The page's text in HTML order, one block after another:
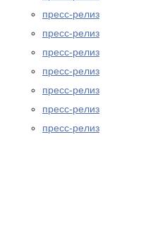
пресс-релиз
пресс-релиз
пресс-релиз
пресс-релиз
пресс-релиз
пресс-релиз
пресс-релиз